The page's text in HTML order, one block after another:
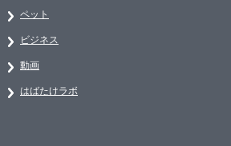
ペット
ビジネス
動画
はばたけラボ